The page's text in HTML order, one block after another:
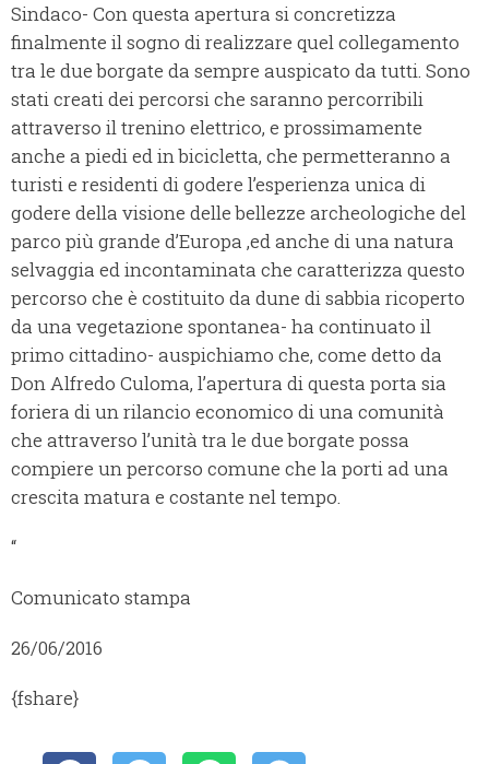
Sindaco- Con questa apertura si concretizza
finalmente il sogno di realizzare quel collegamento
tra le due borgate da sempre auspicato da tutti. Sono
stati creati dei percorsi che saranno percorribili
attraverso il trenino elettrico, e prossimamente
anche a piedi ed in bicicletta, che permetteranno a
turisti e residenti di godere l’esperienza unica di
godere della visione delle bellezze archeologiche del
parco più grande d’Europa ,ed anche di una natura
selvaggia ed incontaminata che caratterizza questo
percorso che è costituito da dune di sabbia ricoperto
da una vegetazione spontanea- ha continuato il
primo cittadino- auspichiamo che, come detto da
Don Alfredo Culoma, l’apertura di questa porta sia
foriera di un rilancio economico di una comunità
che attraverso l’unità tra le due borgate possa
compiere un percorso comune che la porti ad una
crescita matura e costante nel tempo.
“
Comunicato stampa
26/06/2016
{fshare}